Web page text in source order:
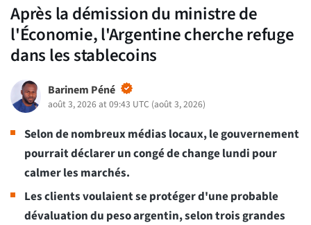
Après la démission du ministre de
l'Économie, l'Argentine cherche refuge
dans les stablecoins
Barinem Péné
août 3, 2026 at 09:43 UTC (août 3, 2026)
Selon de nombreux médias locaux, le gouvernement
pourrait déclarer un congé de change lundi pour
calmer les marchés.
Les clients voulaient se protéger d'une probable
dévaluation du peso argentin, selon trois grandes